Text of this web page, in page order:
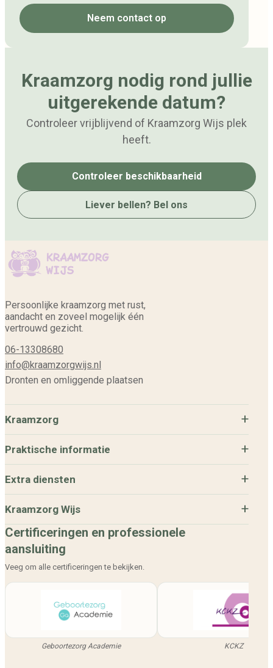
Neem contact op
Kraamzorg nodig rond jullie
uitgerekende datum?
Controleer vrijblijvend of Kraamzorg Wijs plek
heeft.
Controleer beschikbaarheid
Liever bellen? Bel ons
Persoonlijke kraamzorg met rust,
aandacht en zoveel mogelijk één
vertrouwd gezicht.
06-13308680
info@kraamzorgwijs.nl
Dronten en omliggende plaatsen
Kraamzorg
Praktische informatie
Extra diensten
Kraamzorg Wijs
Certificeringen en professionele
aansluiting
Veeg om alle certificeringen te bekijken.
Geboortezorg Academie KCKZ